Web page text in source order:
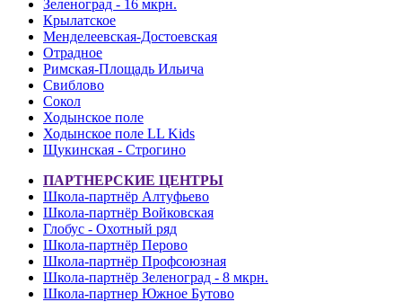
Зеленоград - 16 мкрн.
Крылатское
Менделеевская-Достоевская
Отрадное
Римская-Площадь Ильича
Свиблово
Сокол
Ходынское поле
Ходынское поле LL Kids
Щукинская - Строгино
ПАРТНЕРСКИЕ ЦЕНТРЫ
Школа-партнёр Алтуфьево
Школа-партнёр Войковская
Глобус - Охотный ряд
Школа-партнёр Перово
Школа-партнёр Профсоюзная
Школа-партнёр Зеленоград - 8 мкрн.
Школа-партнер Южное Бутово